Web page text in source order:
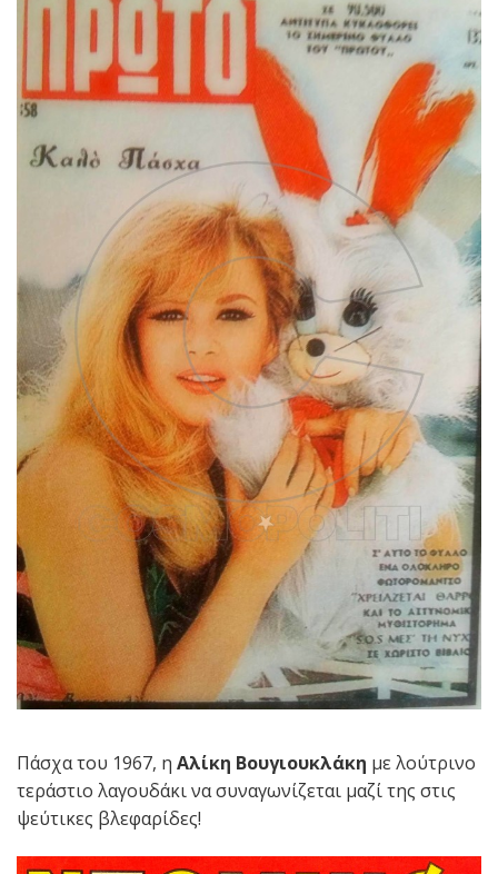
Πάσχα του 1967, η Αλίκη Βουγιουκλάκη με λούτρινο
τεράστιο λαγουδάκι να συναγωνίζεται μαζί της στις
ψεύτικες βλεφαρίδες!